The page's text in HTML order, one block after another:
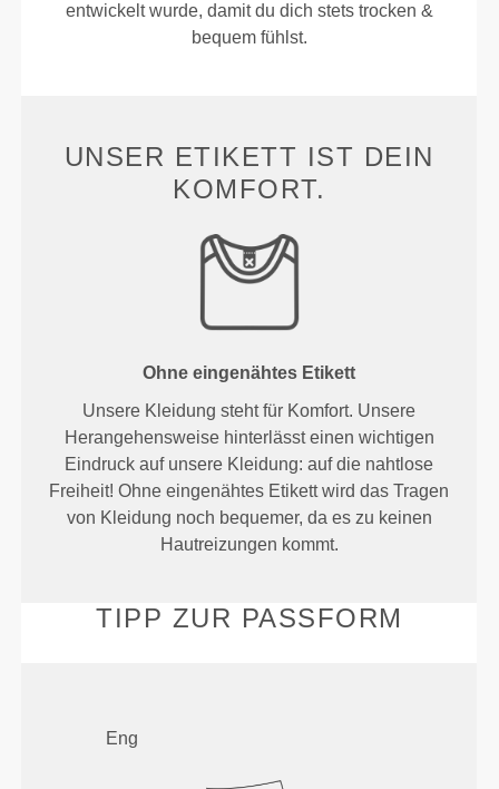
entwickelt wurde, damit du dich stets trocken &
bequem fühlst.
UNSER ETIKETT IST DEIN
KOMFORT.
Ohne eingenähtes Etikett
Unsere Kleidung steht für Komfort. Unsere
Herangehensweise hinterlässt einen wichtigen
Eindruck auf unsere Kleidung: auf die nahtlose
Freiheit! Ohne eingenähtes Etikett wird das Tragen
von Kleidung noch bequemer, da es zu keinen
Hautreizungen kommt.
TIPP ZUR PASSFORM
Eng